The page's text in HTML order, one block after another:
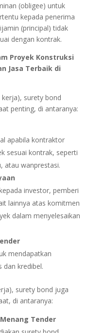
(obligee) untuk
kepada penerima
(principal) tidak
dengan kontrak.
Proyek Konstruksi
Jasa Terbaik di
surety bond
penting, di antaranya:
apabila kontraktor
sesuai kontrak, seperti
atau wanprestasi.
investor, pemberi
lainnya atas komitmen
dalam menyelesaikan
mendapatkan
dan kredibel.
surety bond juga
di antaranya:
Tender